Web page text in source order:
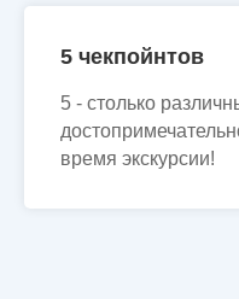
5 чекпойнтов
5 - столько
время экскурсии!